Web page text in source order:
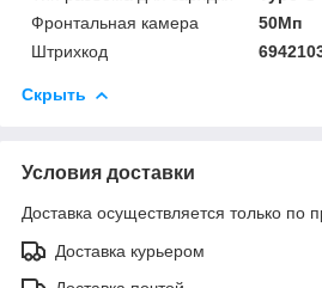
Фронтальная камера
50Мп
Штрихкод
Скрыть
Условия доставки
Доставка осуществляется только по
Доставка курьером